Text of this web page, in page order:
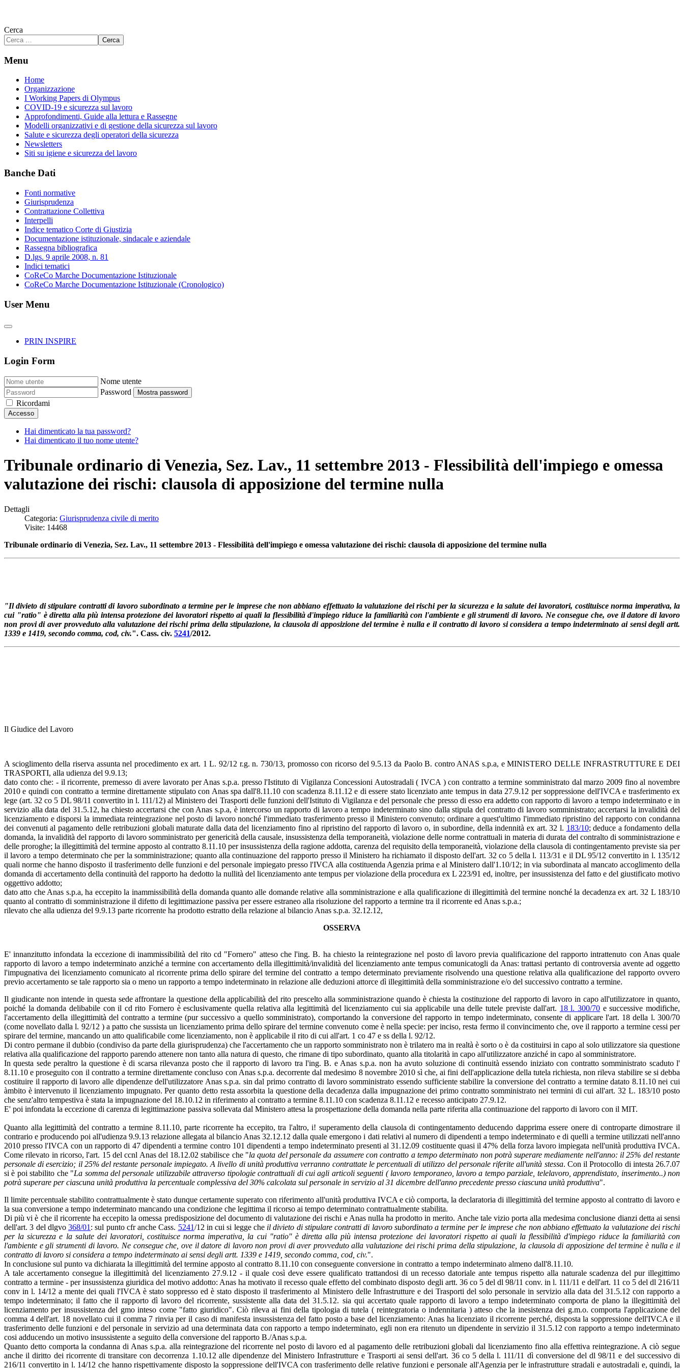
Cerca
Cerca
Menu
Home
Organizzazione
I Working Papers di Olympus
COVID-19 e sicurezza sul lavoro
Approfondimenti, Guide alla lettura e Rassegne
Modelli organizzativi e di gestione della sicurezza sul lavoro
Salute e sicurezza degli operatori della sicurezza
Newsletters
Siti su igiene e sicurezza del lavoro
Banche Dati
Fonti normative
Giurisprudenza
Contrattazione Collettiva
Interpelli
Indice tematico Corte di Giustizia
Documentazione istituzionale, sindacale e aziendale
Rassegna bibliografica
D.lgs. 9 aprile 2008, n. 81
Indici tematici
CoReCo Marche Documentazione Istituzionale
CoReCo Marche Documentazione Istituzionale (Cronologico)
User Menu
PRIN INSPIRE
Login Form
Nome utente
Password
Mostra password
Ricordami
Accesso
Hai dimenticato la tua password?
Hai dimenticato il tuo nome utente?
Tribunale ordinario di Venezia, Sez. Lav., 11 settembre 2013 - Flessibilità dell'impiego e omessa
valutazione dei rischi: clausola di apposizione del termine nulla
Dettagli
Categoria: Giurisprudenza civile di merito
Visite: 14468
Tribunale ordinario di Venezia, Sez. Lav., 11 settembre 2013 - Flessibilità dell'impiego e omessa valutazione dei rischi: clausola di apposizione del termine nulla
"Il divieto di stipulare contratti di lavoro subordinato a termine per le imprese che non abbiano effettuato la valutazione dei rischi per la sicurezza e la salute dei lavoratori, costituisce norma imperativa, la
cui "ratio" è diretta alla più intensa protezione dei lavoratori rispetto ai quali la flessibilità d'impiego riduce la familiarità con l'ambiente e gli strumenti di lavoro. Ne consegue che, ove il datore di lavoro
non provi di aver provveduto alla valutazione dei rischi prima della stipulazione, la clausola di apposizione del termine è nulla e il contratto di lavoro si considera a tempo indeterminato ai sensi degli artt.
1339 e 1419, secondo comma, cod, civ.". Cass. civ. 5241/2012.
Il Giudice del Lavoro
A scioglimento della riserva assunta nel procedimento ex art. 1 L. 92/12 r.g. n. 730/13, promosso con ricorso del 9.5.13 da Paolo B. contro ANAS s.p.a, e MINISTERO DELLE INFRASTRUTTURE E DEI
TRASPORTI, alla udienza del 9.9.13;
dato conto che: - il ricorrente, premesso di avere lavorato per Anas s.p.a. presso l'Istituto di Vigilanza Concessioni Autostradali ( IVCA ) con contratto a termine somministrato dal marzo 2009 fino al novembre
2010 e quindi con contratto a termine direttamente stipulato con Anas spa dall'8.11.10 con scadenza 8.11.12 e di essere stato licenziato ante tempus in data 27.9.12 per soppressione dell'IVCA e trasferimento ex
lege (art. 32 co 5 DL 98/11 convertito in l. 111/12) al Ministero dei Trasporti delle funzioni dell'Istituto di Vigilanza e del personale che presso di esso era addetto con rapporto di lavoro a tempo indeterminato e in
servizio alla data del 31.5.12, ha chiesto accertarsi che con Anas s.p.a, è intercorso un rapporto di lavoro a tempo indeterminato sino dalla stipula del contratto di lavoro somministrato; accertarsi la invalidità del
licenziamento e disporsi la immediata reintegrazione nel posto di lavoro nonché l'immediato trasferimento presso il Ministero convenuto; ordinare a quest'ultimo l'immediato ripristino del rapporto con condanna
dei convenuti al pagamento delle retribuzioni globali maturate dalla data del licenziamento fino al ripristino del rapporto dì lavoro o, in subordine, della indennità ex art. 32 l. 183/10; deduce a fondamento della
domanda, la invalidità del rapporto di lavoro somministrato per genericità della causale, insussistenza della temporaneità, violazione delle norme contrattuali in materia di durata del contralto di somministrazione e
delle proroghe; la illegittimità del termine apposto al contratto 8.11.10 per insussistenza della ragione addotta, carenza del requisito della temporaneità, violazione della clausola di contingentamento previste sia per
il lavoro a tempo determinato che per la somministrazione; quanto alla continuazione del rapporto presso il Ministero ha richiamato il disposto dell'art. 32 co 5 della l. 113/31 e il DL 95/12 convertito in l. 135/12
quali norme che hanno disposto il trasferimento delle funzioni e del personale impiegato presso l'IVCA alla costituenda Agenzia prima e al Ministero dall'1.10/12; in via subordinata al mancato accoglimento della
domanda di accertamento della continuità del rapporto ha dedotto la nullità del licenziamento ante tempus per violazione della procedura ex L 223/91 ed, inoltre, per insussistenza del fatto e del giustificato motivo
oggettivo addotto;
dato atto che Anas s.p.a, ha eccepito la inammissibilità della domanda quanto alle domande relative alla somministrazione e alla qualificazione di illegittimità del termine nonché la decadenza ex art. 32 L 183/10
quanto al contratto di somministrazione il difetto di legittimazione passiva per essere estraneo alla risoluzione del rapporto a termine tra il ricorrente ed Anas s.p.a.;
rilevato che alla udienza del 9.9.13 parte ricorrente ha prodotto estratto della relazione al bilancio Anas s.p.a. 32.12.12,
OSSERVA
E' innanzitutto infondata la eccezione di inammissibilità del rito cd "Fornero" atteso che l'ing. B. ha chiesto la reintegrazione nel posto dì lavoro previa qualificazione del rapporto intrattenuto con Anas quale
rapporto di lavoro a tempo indeterminato anziché a termine con accertamento della illegittimità/invalidità del licenziamento ante tempus comunicatogli da Anas: trattasi pertanto di controversia avente ad oggetto
l'impugnativa dei licenziamento comunicato al ricorrente prima dello spirare del termine del contratto a tempo determinato previamente risolvendo una questione relativa alla qualificazione del rapporto ovvero
previo accertamento se tale rapporto sia o meno un rapporto a tempo indeterminato in relazione alle deduzioni attorce dì illegittimità della somministrazione e/o del successivo contratto a termine.
Il giudicante non intende in questa sede affrontare la questione della applicabilità del rito prescelto alla somministrazione quando è chiesta la costituzione del rapporto di lavoro in capo all'utilizzatore in quanto,
poiché la domanda delibabile con il cd rito Fornero è esclusivamente quella relativa alla legittimità del licenziamento cui sia applicabile una delle tutele previste dall'art. 18 l. 300/70 e successive modifiche,
l'accertamento della illegittimità del contratto a termine (pur successivo a quello somministrato), comportando la conversione del rapporto in tempo indeterminato, consente di applicare l'art. 18 della l. 300/70
(come novellato dalla l. 92/12 ) a patto che sussista un licenziamento prima dello spirare del termine convenuto come è nella specie: per inciso, resta fermo il convincimento che, ove il rapporto a termine cessi per
spirare del termine, mancando un atto qualificabile come licenziamento, non è applicabile il rito di cui all'art. 1 co 47 e ss della l. 92/12.
Di contro permane il dubbio (condiviso da parte della giurisprudenza) che l'accertamento che un rapporto somministrato non è trilatero ma in realtà è sorto o è da costituirsi in capo al solo utilizzatore sia questione
relativa alla qualificazione del rapporto parendo attenere non tanto alla natura di questo, che rimane di tipo subordinato, quanto alla titolarità in capo all'utilizzatore anziché in capo al somministratore.
In questa sede peraltro la questione è di scarsa rilevanza posto che il rapporto di lavoro tra l'ing. B. e Anas s.p.a. non ha avuto soluzione di continuità essendo iniziato con contratto somministrato scaduto l'
8.11.10 e proseguito con il contratto a termine direttamente concluso con Anas s.p.a. decorrente dal medesimo 8 novembre 2010 sì che, ai fini dell'applicazione della tutela richiesta, non rileva stabilire se si debba
costituire il rapporto di lavoro alle dipendenze dell'utilizzatore Anas s.p.a. sin dal primo contratto di lavoro somministrato essendo sufficiente stabilire la conversione del contratto a termine datato 8.11.10 nei cui
àmbito è intervenuto il licenziamento impugnato. Per quanto detto resta assorbita la questione della decadenza dalla impugnazione dei primo contratto somministrato nei termini di cui all'art. 32 L. 183/10 posto
che senz'altro tempestiva è stata la impugnazione del 18.10.12 in riferimento al contratto a termine 8.11.10 con scadenza 8.11.12 e recesso anticipato 27.9.12.
E' poi infondata la eccezione di carenza di legittimazione passiva sollevata dal Ministero attesa la prospettazione della domanda nella parte riferita alla continuazione del rapporto di lavoro con il MIT.
Quanto alla legittimità del contratto a termine 8.11.10, parte ricorrente ha eccepito, tra l'altro, i! superamento della clausola di contingentamento deducendo dapprima essere onere di controparte dimostrare il
contrario e producendo poi all'udienza 9.9.13 relazione allegata al bilancio Anas 32.12.12 dalla quale emergono i dati relativi al numero di dipendenti a tempo indeterminato e di quelli a termine utilizzati nell'anno
2010 presso l'IVCA con un rapporto di 47 dipendenti a termine contro 101 dipendenti a tempo indeterminato presenti al 31.12.09 costituente quasi il 47% della forza lavoro impiegata nell'unità produttiva IVCA.
Come rilevato in ricorso, l'art. 15 del ccnl Anas del 18.12.02 stabilisce che "la quota del personale da assumere con contratto a tempo determinato non potrà superare mediamente nell'anno: il 25% del restante
personale di esercizio; il 25% del restante personale impiegato. A livello di unità produttiva verranno contrattate le percentuali di utilizzo del personale riferite all'unità stessa. Con il Protocollo di intesta 26.7.07
si è poi stabilito che "La somma del personale utilizzabile attraverso tipologie contrattuali di cui agli articoli seguenti ( lavoro temporaneo, lavoro a tempo parziale, telelavoro, apprendistato, inserimento..) non
potrà superare per ciascuna unità produttiva la percentuale complessiva del 30% calcolata sul personale in servizio al 31 dicembre dell'anno precedente presso ciascuna unità produttiva".
Il limite percentuale stabilito contrattualmente è stato dunque certamente superato con riferimento all'unità produttiva IVCA e ciò comporta, la declaratoria di illegittimità del termine apposto al contratto di lavoro e
la sua conversione a tempo indeterminato mancando una condizione che legittima il ricorso ai tempo determinato contrattualmente stabilita.
Di più vi è che il ricorrente ha eccepito la omessa predisposizione del documento di valutazione dei rischi e Anas nulla ha prodotto in merito. Anche tale vizio porta alla medesima conclusione dianzi detta ai sensi
dell'art. 3 del dlgvo 368/01 : sul punto cfr anche Cass. 5241/12 in cui si legge che il divieto di stipulare contratti di lavoro subordinato a termine per le imprese che non abbiano effettuato la valutazione dei rischi
per la sicurezza e la salute dei lavoratori, costituisce norma imperativa, la cui "ratio" è diretta alla più intensa protezione dei lavoratori rispetto ai quali la flessibilità d'impiego riduce la familiarità con
l'ambiente e gli strumenti di lavoro. Ne consegue che, ove il datore di lavoro non provi di aver provveduto alla valutazione dei rischi prima della stipulazione, la clausola di apposizione del termine è nulla e il
contratto di lavoro si considera a tempo indeterminato ai sensi degli artt. 1339 e 1419, secondo comma, cod, civ.".
In conclusione sul punto va dichiarata la illegittimità del termine apposto al contratto 8.11.10 con conseguente conversione in contratto a tempo indeterminato almeno dall'8.11.10.
A tale accertamento consegue la illegittimità del licenziamento 27.9.12 - il quale così deve essere qualificato trattandosi di un recesso datoriale ante tempus rispetto alla naturale scadenza del pur illegittimo
contratto a termine - per insussistenza giuridica del motivo addotto: Anas ha motivato il recesso quale effetto del combinato disposto degli artt. 36 co 5 del dl 98/11 conv. in l. 111/11 e dell'art. 11 co 5 del dl 216/11
conv in l. 14/12 a mente dei quali l'IVCA è stato soppresso ed è stato disposto il trasferimento al Ministero delle Infrastrutture e dei Trasporti del solo personale in servizio alla data del 31.5.12 con rapporto a
tempo indeterminato; il fatto che il rapporto dì lavoro del ricorrente, sussistente alla data del 31.5.12. sia qui accertato quale rapporto di lavoro a tempo indeterminato comporta de plano la illegittimità del
licenziamento per insussistenza del gmo inteso come "fatto giuridico". Ciò rileva ai fini della tipologia di tutela ( reintegratoria o indennitaria ) atteso che la inesistenza dei g.m.o. comporta l'applicazione del
comma 4 dell'art. 18 novellato cui il comma 7 rinvia per il caso di manifesta insussistenza del fatto posto a base del licenziamento: Anas ha licenziato il ricorrente perché, disposta la soppressione dell'IVCA e il
trasferimento delle funzioni e del personale in servizio ad una determinata data con rapporto a tempo indeterminato, egli non era ritenuto un dipendente in servizio il 31.5.12 con rapporto a tempo indeterminato
cosi adducendo un motivo insussistente a seguito della conversione del rapporto B./Anas s.p.a.
Quanto detto comporta la condanna di Anas s.p.a. alla reintegrazione del ricorrente nel posto di lavoro ed al pagamento delle retribuzioni globali dal licenziamento fino alla effettiva reintegrazione. A ciò segue
anche il diritto dei ricorrente di transitare con decorrenza 1.10.12 alle dipendenze del Ministero Infrastrutture e Trasporti ai sensi dell'art. 36 co 5 della l. 111/11 dì conversione del dl 98/11 e del successivo di
216/11 convertito in l. 14/12 che hanno rispettivamente disposto la soppressione dell'IVCA con trasferimento delle relative funzioni e personale all'Agenzia per le infrastrutture stradali e autostradali e, quindi, la